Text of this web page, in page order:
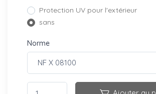
Protection UV pour l'extérieur
sans
Norme